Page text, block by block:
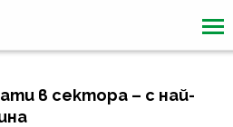
в сектора – с най-